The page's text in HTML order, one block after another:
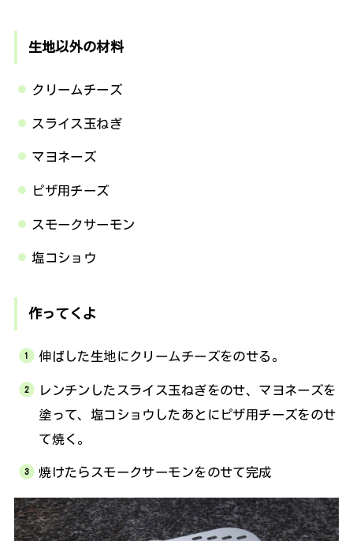
生地以外の材料
クリームチーズ
スライス玉ねぎ
マヨネーズ
ピザ用チーズ
スモークサーモン
塩コショウ
作ってくよ
伸ばした生地にクリームチーズをのせる。
レンチンしたスライス玉ねぎをのせ、マヨネーズを
塗って、塩コショウしたあとにピザ用チーズをのせ
て焼く。
焼けたらスモークサーモンをのせて完成